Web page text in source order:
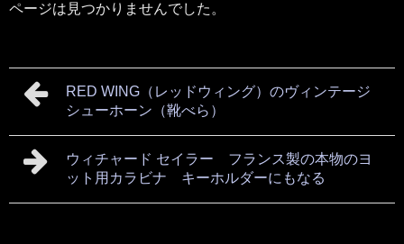
ページは見つかりませんでした。
RED WING（レッドウィング）のヴィンテージ
シューホーン（靴べら）
ウィチャード セイラー フランス製の本物のヨ
ット用カラビナ キーホルダーにもなる